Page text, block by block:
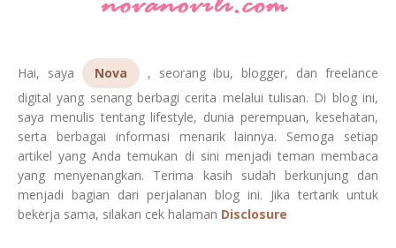
Hai, saya Nova
, seorang ibu, blogger, dan freelance
digital yang senang berbagi cerita melalui tulisan. Di blog ini,
saya menulis tentang lifestyle, dunia perempuan, kesehatan,
serta berbagai informasi menarik lainnya. Semoga setiap
artikel yang Anda temukan di sini menjadi teman membaca
yang menyenangkan. Terima kasih sudah berkunjung dan
menjadi bagian dari perjalanan blog ini. Jika tertarik untuk
bekerja sama, silakan cek halaman Disclosure